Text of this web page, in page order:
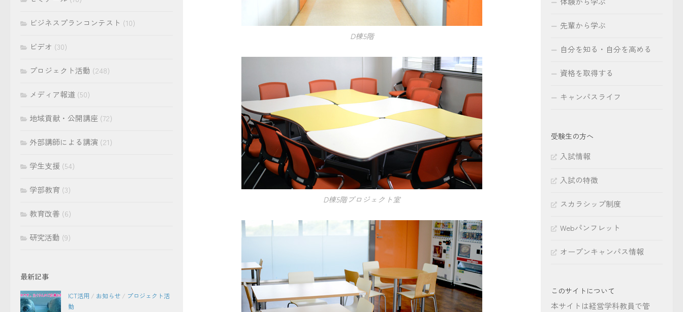
D棟5階
D棟5階プロジェクト室
ビジネスプランコンテスト (10)
ビデオ (30)
プロジェクト活動 (248)
メディア報道 (50)
地域貢献・公開講座 (72)
外部講師による講演 (21)
学生支援 (54)
学部教育 (3)
教育改善 (6)
研究活動 (9)
最新記事
ICT活用 / お知らせ / プロジェクト活
動
先輩から学ぶ
自分を知る・自分を高める
資格を取得する
キャンパスライフ
受験生の方へ
入試情報
入試の特徴
スカラシップ制度
Webパンフレット
オープンキャンパス情報
このサイトについて
本サイトは経営学科教員で管